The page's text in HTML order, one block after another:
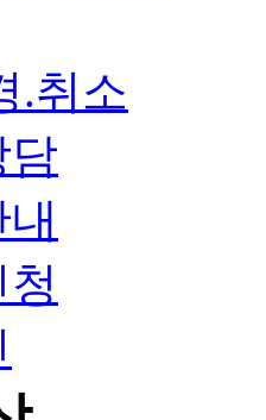
.취소
담